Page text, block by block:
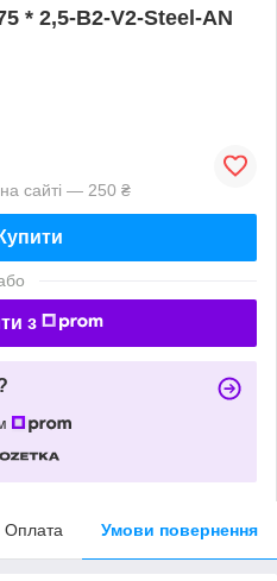
* 2,5-B2-V2-Steel-AN
сайті — 250 ₴
Купити
з
Оплата Умови повернення